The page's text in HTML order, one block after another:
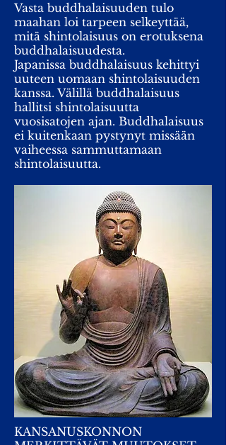
Vasta buddhalaisuuden tulo
maahan loi tarpeen selkeyttää,
mitä shintolaisuus on erotuksena
buddhalaisuudesta.
Japanissa buddhalaisuus kehittyi
uuteen uomaan shintolaisuuden
kanssa. Välillä buddhalaisuus
hallitsi shintolaisuutta
vuosisatojen ajan. Buddhalaisuus
ei kuitenkaan pystynyt missään
vaiheessa sammuttamaan
shintolaisuutta.
KANSANUSKONNON